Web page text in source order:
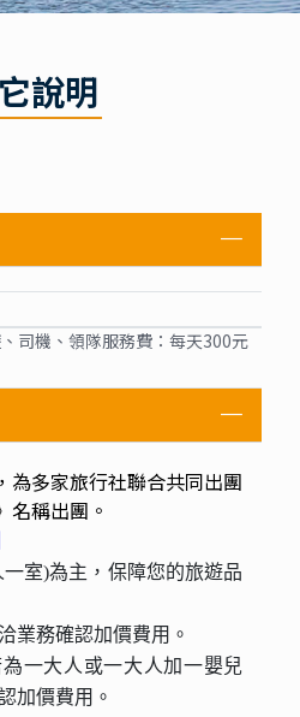
說明
司機、領隊服務費：每天300元
多家旅行社聯合共同出團
名稱出團。
室)為主，保障您的旅遊品
業務確認加價費用。
一大人或一大人加一嬰兒
加價費用。